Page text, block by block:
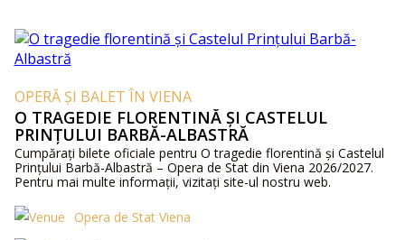
OPERĂ ȘI BALET ÎN VIENA
O TRAGEDIE FLORENTINĂ ȘI CASTELUL
PRINȚULUI BARBĂ-ALBASTRĂ
Cumpărați bilete oficiale pentru O tragedie florentină și Castelul
Prințului Barbă-Albastră – Opera de Stat din Viena 2026/2027.
Pentru mai multe informații, vizitați site-ul nostru web.
Opera de Stat Viena